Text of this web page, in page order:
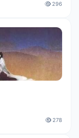
296
278